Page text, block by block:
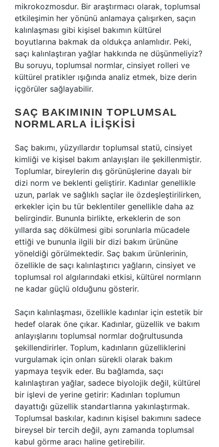
mikrokozmosdur. Bir araştırmacı olarak, toplumsal
etkileşimin her yönünü anlamaya çalışırken, saçın
kalınlaşması gibi kişisel bakımın kültürel
boyutlarına bakmak da oldukça anlamlıdır. Peki,
saçı kalınlaştıran yağlar hakkında ne düşünmeliyiz?
Bu soruyu, toplumsal normlar, cinsiyet rolleri ve
kültürel pratikler ışığında analiz etmek, bize derin
içgörüler sağlayabilir.
SAÇ BAKIMININ TOPLUMSAL
NORMLARLA İLIŞKISI
Saç bakımı, yüzyıllardır toplumsal statü, cinsiyet
kimliği ve kişisel bakım anlayışları ile şekillenmiştir.
Toplumlar, bireylerin dış görünüşlerine dayalı bir
dizi norm ve beklenti geliştirir. Kadınlar genellikle
uzun, parlak ve sağlıklı saçlar ile özdeşleştirilirken,
erkekler için bu tür beklentiler genellikle daha az
belirgindir. Bununla birlikte, erkeklerin de son
yıllarda saç dökülmesi gibi sorunlarla mücadele
ettiği ve bununla ilgili bir dizi bakım ürününe
yöneldiği görülmektedir. Saç bakım ürünlerinin,
özellikle de saçı kalınlaştırıcı yağların, cinsiyet ve
toplumsal rol algılarındaki etkisi, kültürel normların
ne kadar güçlü olduğunu gösterir.
Saçın kalınlaşması, özellikle kadınlar için estetik bir
hedef olarak öne çıkar. Kadınlar, güzellik ve bakım
anlayışlarını toplumsal normlar doğrultusunda
şekillendirirler. Toplum, kadınların güzelliklerini
vurgulamak için onları sürekli olarak bakım
yapmaya teşvik eder. Bu bağlamda, saçı
kalınlaştıran yağlar, sadece biyolojik değil, kültürel
bir işlevi de yerine getirir: Kadınları toplumun
dayattığı güzellik standartlarına yakınlaştırmak.
Toplumsal baskılar, kadının kişisel bakımını sadece
bireysel bir tercih değil, aynı zamanda toplumsal
kabul görme aracı haline getirebilir.